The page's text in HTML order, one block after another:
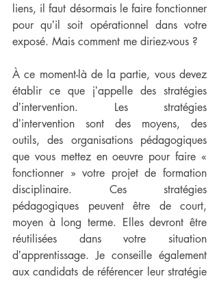
liens, il faut désormais le faire fonctionner
pour quʼil soit opérationnel dans votre
exposé. Mais comment me diriez-vous ?
À ce moment-là de la partie, vous devez
établir ce que jʼappelle des stratégies
dʼintervention. Les stratégies
dʼintervention sont des moyens, des
outils, des organisations pédagogiques
que vous mettez en oeuvre pour faire «
fonctionner » votre projet de formation
disciplinaire. Ces stratégies
pédagogiques peuvent être de court,
moyen à long terme. Elles devront être
réutilisées dans votre situation
dʼapprentissage. Je conseille également
aux candidats de référencer leur stratégie